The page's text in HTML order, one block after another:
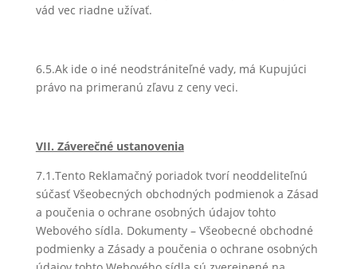
vád vec riadne užívať.
6.5.Ak ide o iné neodstrániteľné vady, má Kupujúci
právo na primeranú zľavu z ceny veci.
VII. Záverečné ustanovenia
7.1.Tento Reklamačný poriadok tvorí neoddeliteľnú
súčasť Všeobecných obchodných podmienok a Zásad
a poučenia o ochrane osobných údajov tohto
Webového sídla. Dokumenty – Všeobecné obchodné
podmienky a Zásady a poučenia o ochrane osobných